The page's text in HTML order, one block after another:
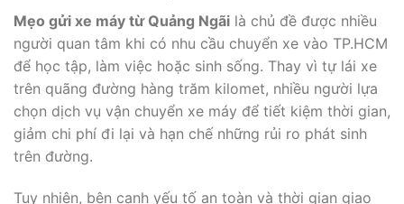
Mẹo gửi xe máy từ Quảng Ngãi là chủ đề được nhiều
người quan tâm khi có nhu cầu chuyển xe vào TP.HCM
để học tập, làm việc hoặc sinh sống. Thay vì tự lái xe
trên quãng đường hàng trăm kilomet, nhiều người lựa
chọn dịch vụ vận chuyển xe máy để tiết kiệm thời gian,
giảm chi phí đi lại và hạn chế những rủi ro phát sinh
trên đường.
Tuy nhiên, bên cạnh yếu tố an toàn và thời gian giao